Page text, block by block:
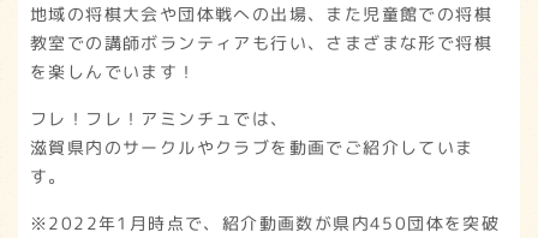
地域の将棋大会や団体戦への出場、また児童館での将棋
教室での講師ボランティアも行い、さまざまな形で将棋
を楽しんでいます！
フレ！フレ！アミンチュでは、
滋賀県内のサークルやクラブを動画でご紹介していま
す。
※2022年1月時点で、紹介動画数が県内450団体を突破